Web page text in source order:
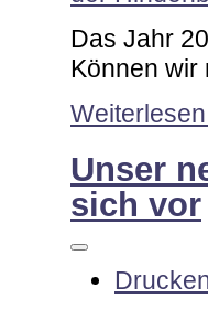
Das Jahr
Können wir
Unser
sich vor